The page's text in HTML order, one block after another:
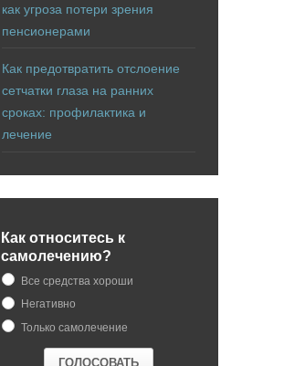
как угроза потери зрения
пенсионерами
Как предотвратить отслоение
сетчатки глаза на ранних
сроках: профилактика и
лечение
Как относитесь к
самолечению?
Все средства хороши
Негативно
Только самолечение